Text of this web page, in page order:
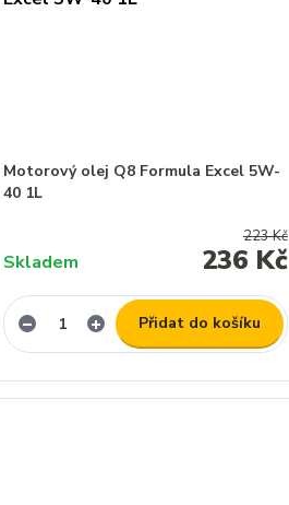
Motorový olej Q8 Formula Excel 5W-
40 1L
223 Kč
236 Kč
Skladem
Přidat do košíku